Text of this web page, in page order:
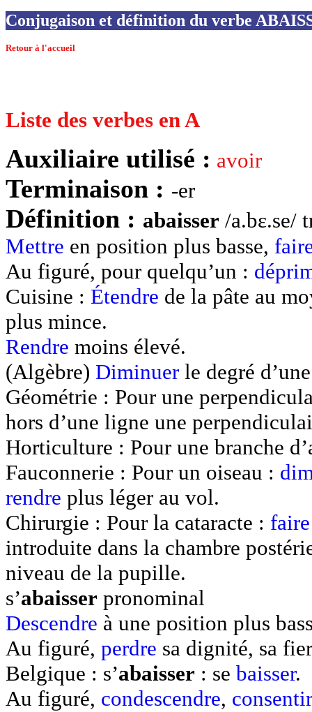
Conjugaison et définition du verbe
Retour à l'accueil
Liste des verbes en A
Auxiliaire utilisé : avoir
Terminaison : -er
Définition : abaisser /a.bɛ.se/
Mettre en position plus basse,
Au figuré, pour quelqu’un :
Cuisine : Étendre de la pâte au
plus mince.
Rendre moins élevé.
(Algèbre) Diminuer le degré
Géométrie : Pour une
hors d’une ligne une
Horticulture : Pour une branche
Fauconnerie : Pour un oiseau :
rendre plus léger au vol.
Chirurgie : Pour la cataracte : faire
introduite dans la chambre
niveau de la pupille.
s’abaisser pronominal
Descendre à une position plus
Au figuré, perdre sa dignité, sa
Belgique : s’abaisser : se baisser.
Au figuré, condescendre, consentir